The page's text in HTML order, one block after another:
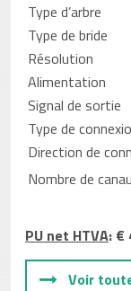
Type d’arbre
Type de bride
Résolution
Alimentation
Signal de sortie
Type de
Direction de
Nombre de
PU net HTVA: €
Voir